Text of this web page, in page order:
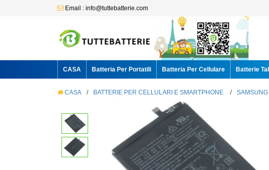
Email : info@tuttebatterie.com
CASA Batteria Per Portatili Batteria Per Cellulare Batterie
CASA / BATTERIE PER CELLULARI E SMARTPHONE / SAMSUNG